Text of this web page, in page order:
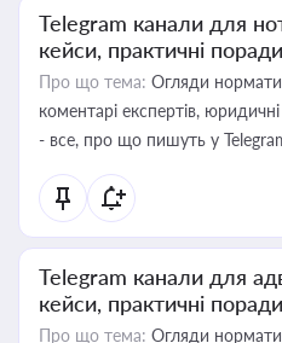
Telegram канали для
кейси, практичні поради
Про що тема: Огляди
коментарі експертів,
- все, про що пишуть у
Telegram канали для
кейси, практичні поради
Про що тема: Огляди